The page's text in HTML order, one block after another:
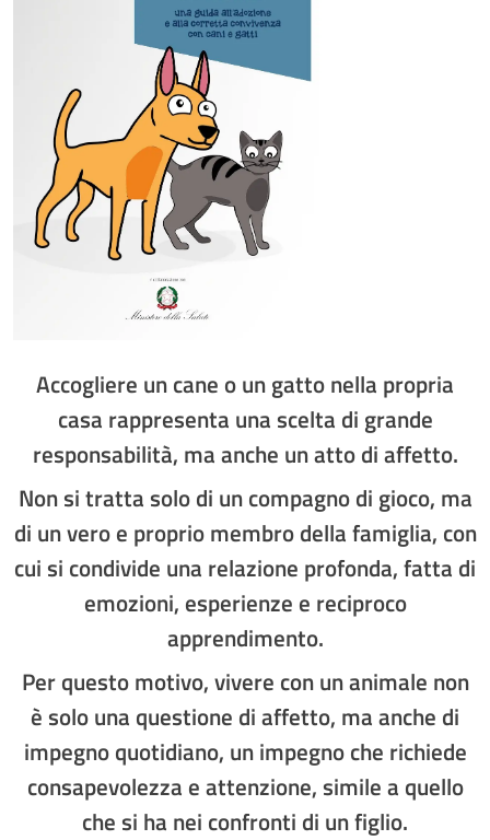
Accogliere un cane o un gatto nella propria
casa rappresenta una scelta di grande
responsabilità, ma anche un atto di affetto.
Non si tratta solo di un compagno di gioco, ma
di un vero e proprio membro della famiglia, con
cui si condivide una relazione profonda, fatta di
emozioni, esperienze e reciproco
apprendimento.
Per questo motivo, vivere con un animale non
è solo una questione di affetto, ma anche di
impegno quotidiano, un impegno che richiede
consapevolezza e attenzione, simile a quello
che si ha nei confronti di un figlio.